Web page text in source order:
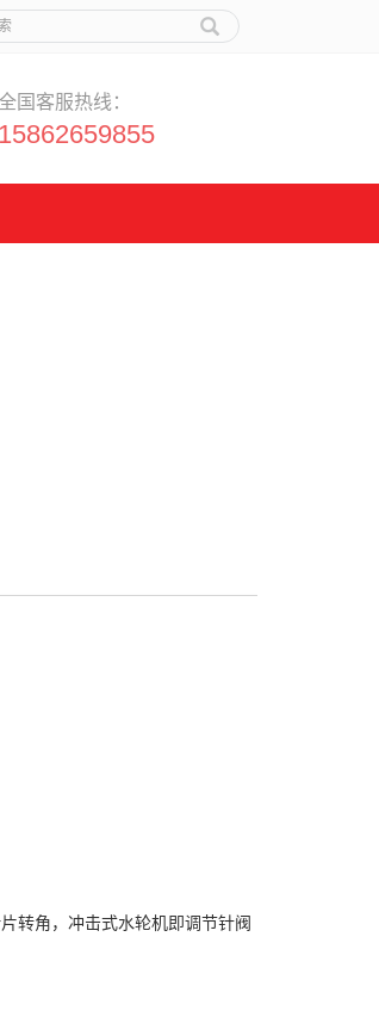
国客服热线：
15862659855
转角，冲击式水轮机即调节针阀